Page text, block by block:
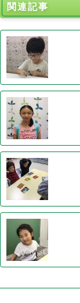
関連記事